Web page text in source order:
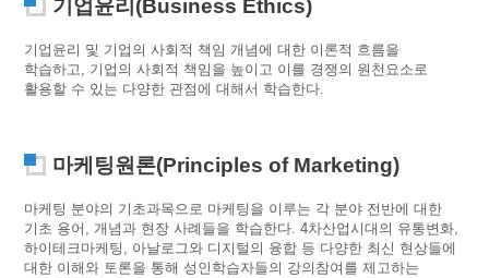
기업윤리(Business Ethics)
기업윤리 및 기업의 사회적 책임 개념에 대한 이론적 흐름을
학습하고, 기업의 사회적 책임을 높이고 이를 경쟁의 원천요소로
활용할 수 있는 다양한 관점에 대해서 학습한다.
마케팅원론(Principles of Marketing)
마케팅 분야의 기초과목으로 마케팅을 이루는 각 분야 전반에 대한
기초 용어, 개념과 현장 사례들을 학습한다. 4차산업시대의 유통변화,
하이테크마케팅, 아날로그와 디지털의 융합 등 다양한 최신 현상들에
대한 이해와 토론을 통해 성인학습자들의 강의참여를 제고하는